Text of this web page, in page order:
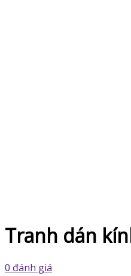
Tranh dán
0 đánh giá